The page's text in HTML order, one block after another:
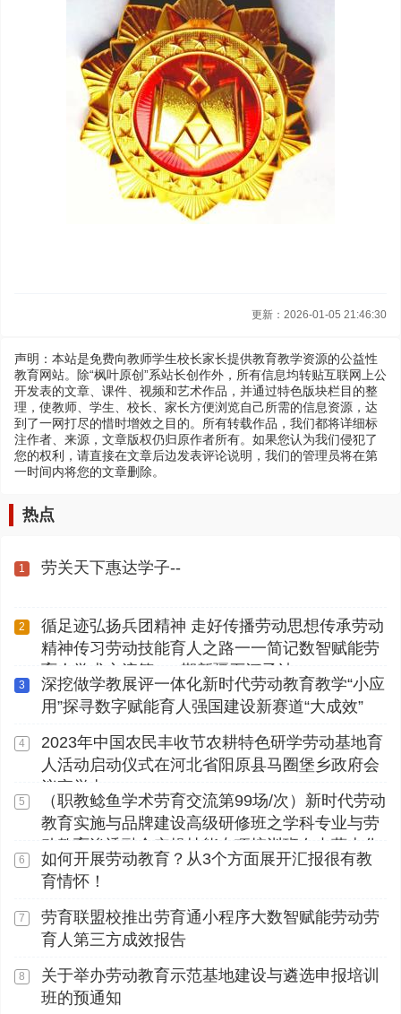
更新：2026-01-05 21:46:30
声明：本站是免费向教师学生校长家长提供教育教学资源的公益性
教育网站。除“枫叶原创”系站长创作外，所有信息均转贴互联网上公
开发表的文章、课件、视频和艺术作品，并通过特色版块栏目的整
理，使教师、学生、校长、家长方便浏览自己所需的信息资源，达
到了一网打尽的惜时增效之目的。所有转载作品，我们都将详细标
注作者、来源，文章版权仍归原作者所有。如果您认为我们侵犯了
您的权利，请直接在文章后边发表评论说明，我们的管理员将在第
一时间内将您的文章删除。
热点
1 劳关天下惠达学子--
2
循足迹弘扬兵团精神 走好传播劳动思想传承劳动
精神传习劳动技能育人之路一一简记数智赋能劳
育人学术交流第112期新疆石河子站
3
深挖做学教展评一体化新时代劳动教育教学“小应
用”探寻数字赋能育人强国建设新赛道“大成效”
4
2023年中国农民丰收节农耕特色研学劳动基地育
人活动启动仪式在河北省阳原县马圈堡乡政府会
议室举办
5
（职教鲶鱼学术劳育交流第99场/次）新时代劳动
教育实施与品牌建设高级研修班之学科专业与劳
动教育渗透融合实操技能专项培训班在内蒙古化
工职业学院顺利开展
6
如何开展劳动教育？从3个方面展开汇报很有教
育情怀！
7
劳育联盟校推出劳育通小程序大数智赋能劳动劳
育人第三方成效报告
8
关于举办劳动教育示范基地建设与遴选申报培训
班的预通知